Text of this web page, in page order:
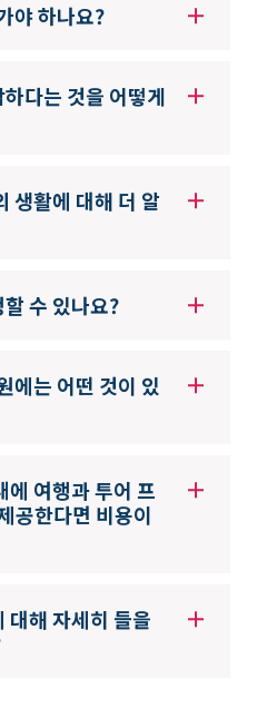
야 하나요?
다는 것을 어떻게
생활에 대해 더 알
수 있나요?
에는 어떤 것이 있
에 여행과 투어 프
공한다면 비용이
대해 자세히 들을